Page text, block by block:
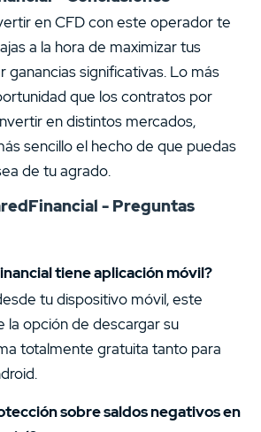
en CFD con este operador te
a la hora de maximizar tus
ganancias significativas. Lo más
que los contratos por
en distintos mercados,
sencillo el hecho de que puedas
de tu agrado.
- Preguntas
tiene aplicación móvil?
tu dispositivo móvil, este
opción de descargar su
totalmente gratuita tanto para
sobre saldos negativos en